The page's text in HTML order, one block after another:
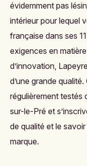
évidemment pas
intérieur pour lequel
française dans ses
exigences en
d’innovation, Lapeyre
d’une grande
régulièrement testés
sur-le-Pré et
de qualité et le
marque.